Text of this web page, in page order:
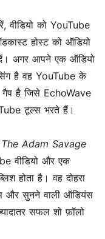
वीडियो को YouTube
होस्ट को ऑडियो
अगर आपने एक ऑडियो
है वह YouTube के
गैप है जिसे EchoWave
टूल्स भरते हैं।
Adam Savage
वीडियो और एक
होता है। वह दोहरा
और सुनने वाली ऑडियंस
सफल शो फ़ॉलो